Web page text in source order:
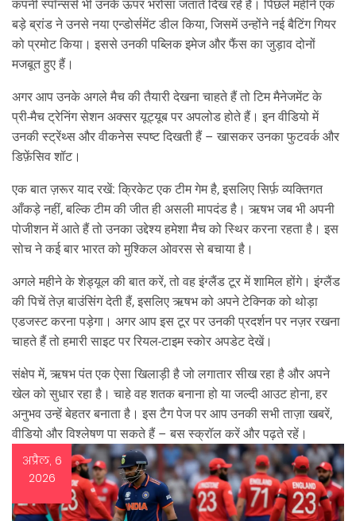
कंपनी स्पॉन्सर्स भी उनके ऊपर भरोसा जताते दिख रहे हैं। पिछले महीने एक
बड़े ब्रांड ने उनसे नया एन्डोर्समेंट डील किया, जिसमें उन्होंने नई बैटिंग गियर
को प्रमोट किया। इससे उनकी पब्लिक इमेज और फैंस का जुड़ाव दोनों
मजबूत हुए हैं।
अगर आप उनके अगले मैच की तैयारी देखना चाहते हैं तो टिम मैनेजमेंट के
प्री‑मैच ट्रेनिंग सेशन अक्सर यूट्यूब पर अपलोड होते हैं। इन वीडियो में
उनकी स्ट्रेंथ्स और वीकनेस स्पष्ट दिखती हैं – खासकर उनका फुटवर्क और
डिफ़ेंसिव शॉट।
एक बात ज़रूर याद रखें: क्रिकेट एक टीम गेम है, इसलिए सिर्फ़ व्यक्तिगत
आँकड़े नहीं, बल्कि टीम की जीत ही असली मापदंड है। ऋषभ जब भी अपनी
पोजीशन में आते हैं तो उनका उद्देश्य हमेशा मैच को स्थिर करना रहता है। इस
सोच ने कई बार भारत को मुश्किल ओवरस से बचाया है।
अगले महीने के शेड्यूल की बात करें, तो वह इंग्लैंड टूर में शामिल होंगे। इंग्लैंड
की पिचें तेज़ बाउंसिंग देती हैं, इसलिए ऋषभ को अपने टेक्निक को थोड़ा
एडजस्ट करना पड़ेगा। अगर आप इस टूर पर उनकी प्रदर्शन पर नज़र रखना
चाहते हैं तो हमारी साइट पर रियल‑टाइम स्कोर अपडेट देखें।
संक्षेप में, ऋषभ पंत एक ऐसा खिलाड़ी है जो लगातार सीख रहा है और अपने
खेल को सुधार रहा है। चाहे वह शतक बनाना हो या जल्दी आउट होना, हर
अनुभव उन्हें बेहतर बनाता है। इस टैग पेज पर आप उनकी सभी ताज़ा खबरें,
वीडियो और विश्लेषण पा सकते हैं – बस स्क्रॉल करें और पढ़ते रहें।
अप्रैल, 6
2026